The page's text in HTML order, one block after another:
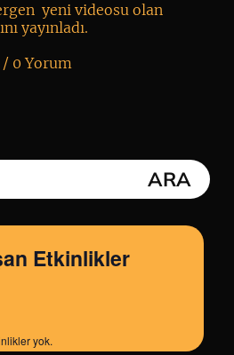
yeni videosu olan
yayınladı.
0 Yorum
Etkinlikler
yok.